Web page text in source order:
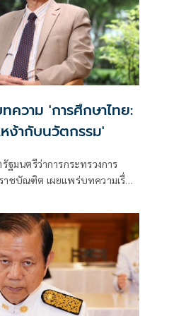
ความ 'การศึกษาไทย:
ง้ากับนวัตกรรม'
ฐมนตรีว่าการกระทรวงการ
ชบัณฑิต เผยแพร่บทความเรื่อง